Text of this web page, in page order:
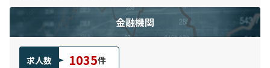
金融機関
求人数 1035件